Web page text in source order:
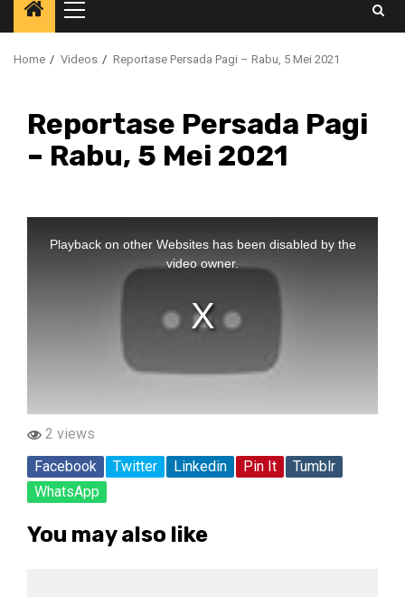
Primary
Menu
Home Videos Reportase Persada Pagi – Rabu, 5 Mei 2021
Reportase Persada Pagi
– Rabu, 5 Mei 2021
2 views
Facebook
Twitter Linkedin Pin It
Tumblr
WhatsApp
You may also like